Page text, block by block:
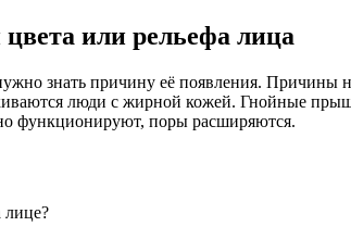
или рельефа лица
знать причину её появления. Причины
люди с жирной кожей. Гнойные
функционируют, поры расширяются.